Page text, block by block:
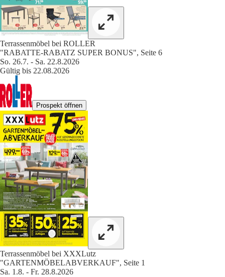
Terrassenmöbel bei ROLLER
"RABATTE-RABATZ SUPER BONUS", Seite 6
So. 26.7. - Sa. 22.8.2026
Gültig bis 22.08.2026
Prospekt öffnen
Terrassenmöbel bei XXXLutz
"GARTENMÖBELABVERKAUF", Seite 1
Sa. 1.8. - Fr. 28.8.2026